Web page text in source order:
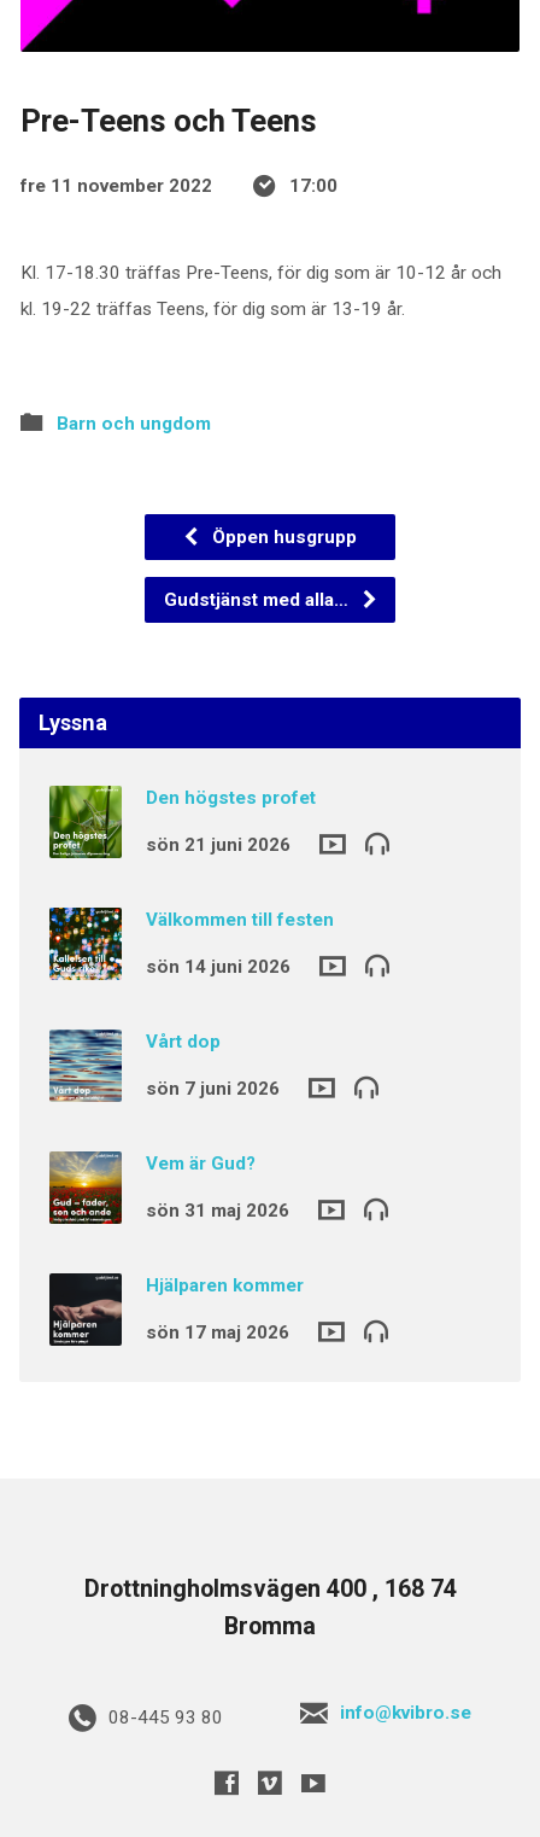
Pre-Teens och Teens
fre 11 november 2022 17:00
Kl. 17-18.30 träffas Pre-Teens, för dig som är 10-12 år och
kl. 19-22 träffas Teens, för dig som är 13-19 år.
Barn och ungdom
Öppen husgrupp
Gudstjänst med alla…
Lyssna
Den högstes profet
sön 21 juni 2026
Välkommen till festen
sön 14 juni 2026
Vårt dop
sön 7 juni 2026
Vem är Gud?
sön 31 maj 2026
Hjälparen kommer
sön 17 maj 2026
Drottningholmsvägen 400 , 168 74
Bromma
08-445 93 80 info@kvibro.se